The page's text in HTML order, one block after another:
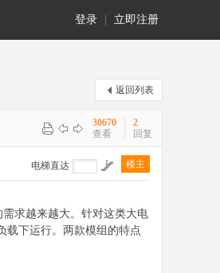
登录 立即注册
返回列表
2
回复
30670
查看
楼主
电梯直达
需求越来越大。针对这类大电
载下运行。两款模组的特点